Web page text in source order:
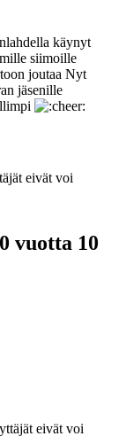
käynyt
siimoille
joutaa Nyt
jäsenille
eivät voi
vuotta 10
eivät voi